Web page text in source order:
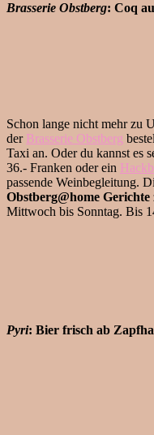
Brasserie Obstberg: Coq
Schon lange nicht mehr zu
der Brasserie Obstberg
Taxi an. Oder du kannst es
36.- Franken oder ein
passende Weinbegleitung.
Obstberg@home Gerichte
Mittwoch bis Sonntag. Bis
Pyri: Bier frisch ab